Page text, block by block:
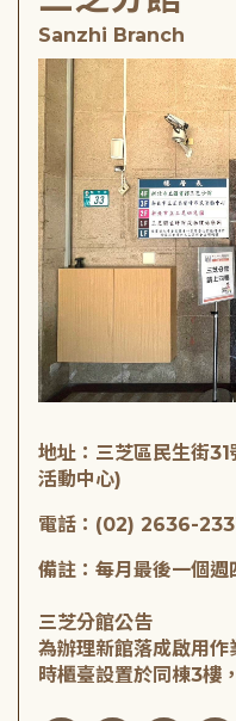
Sanzhi Branch
地址：三芝區民生街
活動中心)
電話：(02) 2636-
備註：每月最後一個週
三芝分館公告
為辦理新館落成啟用作
時櫃臺設置於同棟3樓